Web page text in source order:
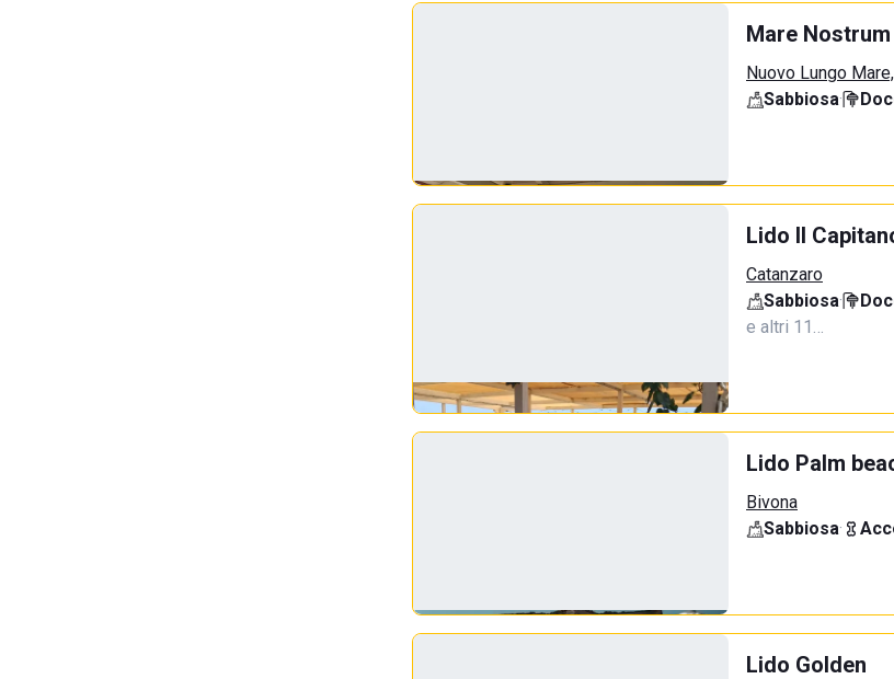
Mare Nostrum
Nuovo Lungo
Sabbiosa·
Lido Il
Catanzaro
Sabbiosa·
e altri 11…
Lido Palm
Bivona
Sabbiosa·
Lido Golden